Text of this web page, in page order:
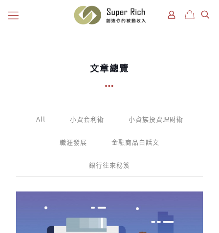
文章總覽
All 小資套利術 小資族投資理財術
職涯發展 金融商品白話文
銀行往來秘笈